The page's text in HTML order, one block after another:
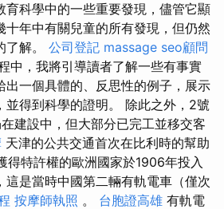
育科學中的一些重要發現，儘管它顯
十年中有關兒童的所有發現，但仍然
解。 公司登記 massage seo顧問
中，我將引導讀者了解一些有事實
出一個具體的、反思性的例子，展示
並得到科學的證明。 除此之外，2號
建設中，但大部分已完工並移交客
天津的公共交通首次在比利時的幫助
得特許權的歐洲國家於1906年投入
這是當時中國第二輛有軌電車（僅次
按摩師執照 。 台胞證高雄 有軌電